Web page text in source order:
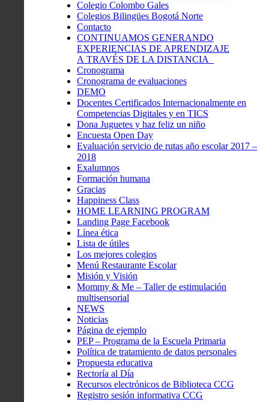
Colegio Colombo Gales
Colegios Bilingües Bogotá Norte
Contacto
CONTINUAMOS GENERANDO
EXPERIENCIAS DE APRENDIZAJE
A TRAVÉS DE LA DISTANCIA
Cronograma
Cronograma de evaluaciones
DEMO
Docentes Certificados Internacionalmente en
Competencias Digitales y en TICS
Dona Juguetes y haz feliz un niño
Encuesta Open Day
Evaluación servicio de rutas año escolar 2017 –
2018
Exalumnos
Formación humana
Gracias
Happiness Class
HOME LEARNING PROGRAM
Landing Page Facebook
Línea ética
Lista de útiles
Los mejores colegios
Menú Restaurante Escolar
Misión y Visión
Mommy & Me – Taller de estimulación
multisensorial
NEWS
Noticias
Página de ejemplo
PEP – Programa de la Escuela Primaria
Política de tratamiento de datos personales
Propuesta educativa
Rectoría al Día
Recursos electrónicos de Biblioteca CCG
Registro sesión informativa CCG